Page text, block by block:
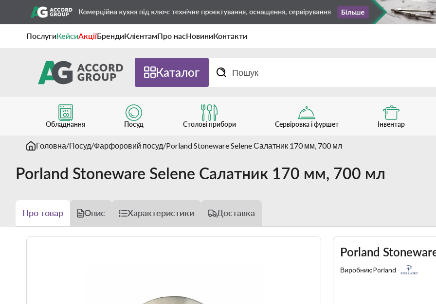
ПослугиКейсиАкціїБрендиКлієнтамПро насНовиниКонтакти
Каталог
Обладнання Посуд Столові прибори Сервіровка і фуршет Інвентар
Головна Посуд Фарфоровий посуд Porland Stoneware Selene Салатник 170 мм, 700 мл
Porland Stoneware Selene Салатник 170 мм, 700 мл
Про товар Опис Характеристики Доставка
Porland
Виробник:Porland